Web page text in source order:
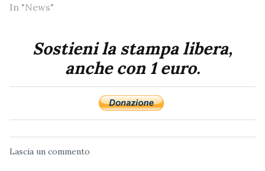
In "News"
Sostieni la stampa libera,
anche con 1 euro.
Lascia un commento